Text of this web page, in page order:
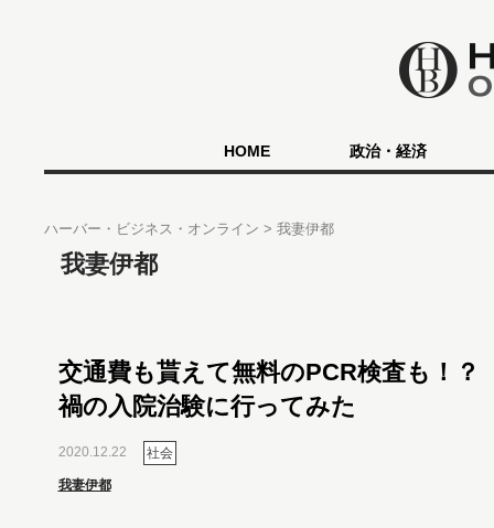
HOME 政治・経済
ハーバー・ビジネス・オンライン 我妻伊都
我妻伊都
交通費も貰えて無料のPCR検査も！
禍の入院治験に行ってみた
2020.12.22 社会
我妻伊都